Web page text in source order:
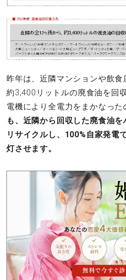
昨年は、近隣マンションや飲食
約3,400リットルの廃食油を回
電機により全電力をまかなった
も、近隣から回収した廃食油
リサイクルし、100%自家発電
灯させます。